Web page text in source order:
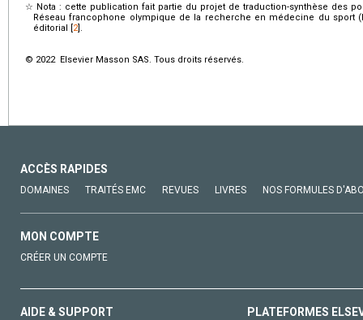
☆ Nota : cette publication fait partie du projet de traduction-synthèse des
Réseau francophone olympique de la recherche en médecine du sport
éditorial [2].
© 2022 Elsevier Masson SAS. Tous droits réservés.
ACCÈS RAPIDES
DOMAINES TRAITÉS EMC REVUES LIVRES NOS FORMULES
MON COMPTE
CRÉER UN COMPTE
AIDE & SUPPORT PLATEFORMES